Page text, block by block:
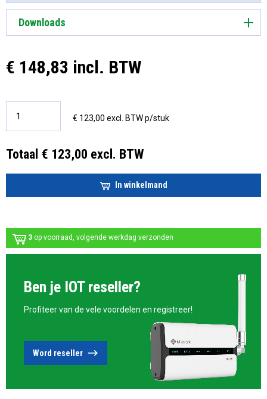
Downloads
€ 148,83 incl. BTW
€ 123,00 excl. BTW p/stuk
Totaal € 123,00 excl. BTW
In winkelmand
3 op voorraad, volgende werkdag verzonden
Ben je IOT reseller?
Profiteer van de vele voordelen en registreer!
Word reseller